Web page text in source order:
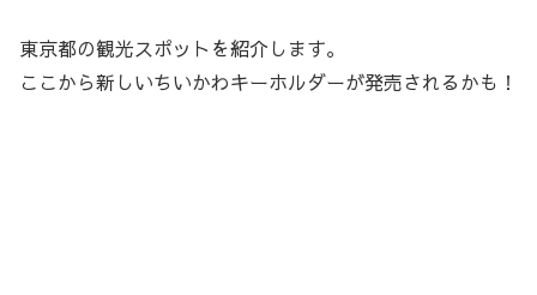
東京都の観光スポットを紹介します。
ここから新しいちいかわキーホルダーが発売されるかも！